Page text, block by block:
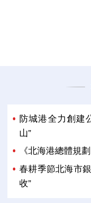
防城港全力創建
山”
《北海港總體規
春耕季節北海市
收”